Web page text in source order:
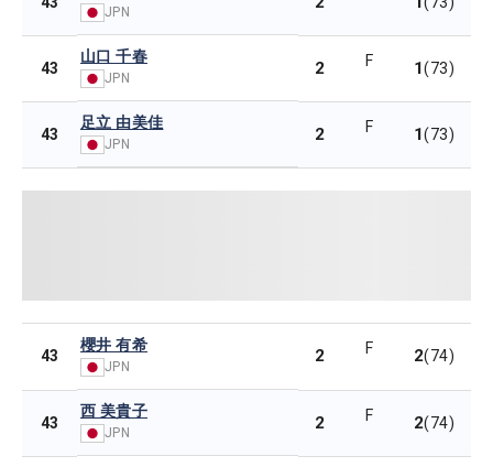
JPN
43
山口 千春
JPN 2 F 1(73)
43
足立 由美佳
JPN 2 F 1(73)
43
櫻井 有希
JPN
2 F 2(74)
43
西 美貴子
JPN 2 F 2(74)